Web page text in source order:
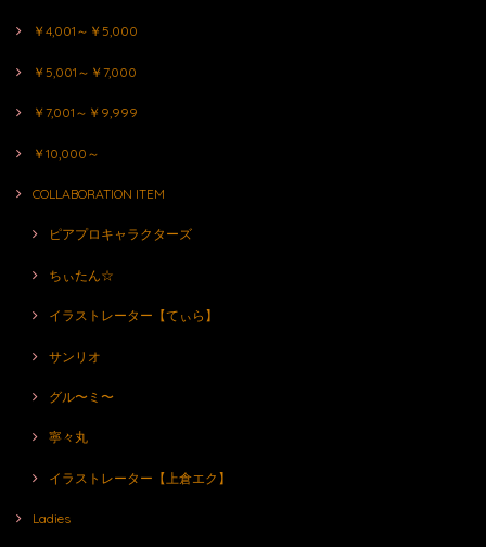
￥4,001～￥5,000
￥5,001～￥7,000
￥7,001～￥9,999
￥10,000～
COLLABORATION ITEM
ピアプロキャラクターズ
ちぃたん☆
イラストレーター【てぃら】
サンリオ
グル〜ミ〜
寧々丸
イラストレーター【上倉エク】
Ladies